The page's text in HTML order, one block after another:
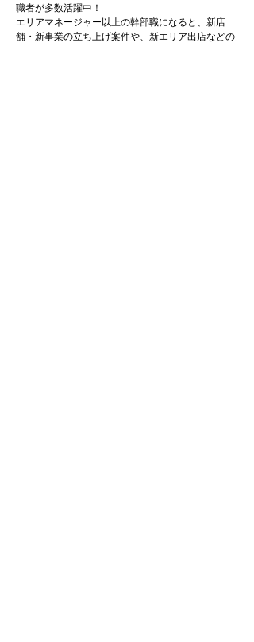
職者が多数活躍中！
エリアマネージャー以上の幹部職になると、新店
舗・新事業の立ち上げ案件や、新エリア出店などの